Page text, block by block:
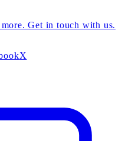
Get in touch with us.
X